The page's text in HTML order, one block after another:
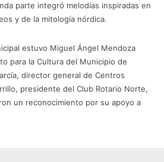
parte integró melodías inspiradas en
y de la mitología nórdica.
estuvo Miguel Ángel Mendoza
para la Cultura del Municipio de
director general de Centros
presidente del Club Rotario Norte,
un reconocimiento por su apoyo a